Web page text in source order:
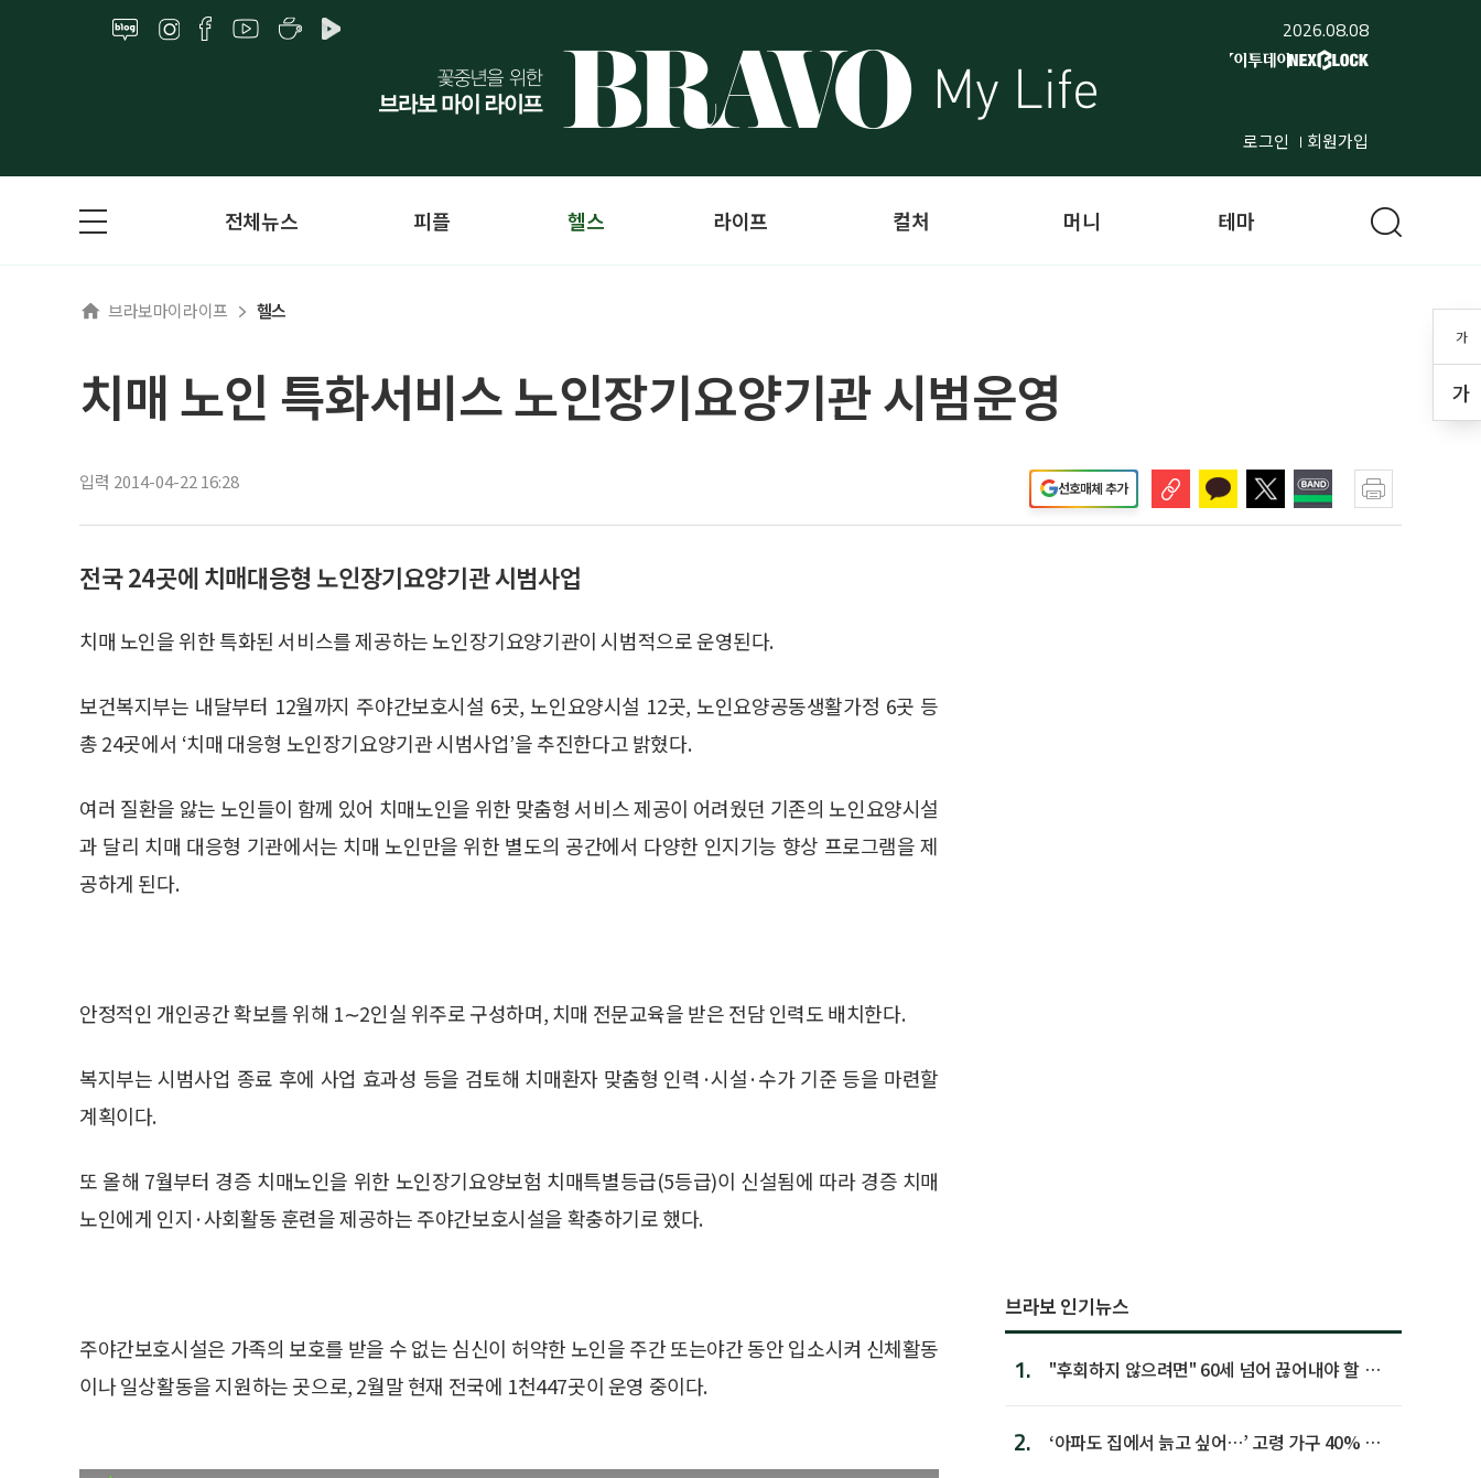
2026.08.08
로그인 회원가입
가
가
전체뉴스 피플 헬스 라이프 컬처 머니 테마
브라보마이라이프 헬스
치매 노인 특화서비스 노인장기요양기관 시범운영
입력 2014-04-22 16:28 선호매체 추가
전국 24곳에 치매대응형 노인장기요양기관 시범사업
치매 노인을 위한 특화된 서비스를 제공하는 노인장기요양기관이 시범적으로 운영된다.
보건복지부는 내달부터 12월까지 주야간보호시설 6곳, 노인요양시설 12곳, 노인요양공동생활가정 6곳 등
총 24곳에서 ‘치매 대응형 노인장기요양기관 시범사업’을 추진한다고 밝혔다.
여러 질환을 앓는 노인들이 함께 있어 치매노인을 위한 맞춤형 서비스 제공이 어려웠던 기존의 노인요양시설
과 달리 치매 대응형 기관에서는 치매 노인만을 위한 별도의 공간에서 다양한 인지기능 향상 프로그램을 제
공하게 된다.
안정적인 개인공간 확보를 위해 1∼2인실 위주로 구성하며, 치매 전문교육을 받은 전담 인력도 배치한다.
복지부는 시범사업 종료 후에 사업 효과성 등을 검토해 치매환자 맞춤형 인력·시설·수가 기준 등을 마련할
계획이다.
또 올해 7월부터 경증 치매노인을 위한 노인장기요양보험 치매특별등급(5등급)이 신설됨에 따라 경증 치매
노인에게 인지·사회활동 훈련을 제공하는 주야간보호시설을 확충하기로 했다.
주야간보호시설은 가족의 보호를 받을 수 없는 심신이 허약한 노인을 주간 또는야간 동안 입소시켜 신체활동
이나 일상활동을 지원하는 곳으로, 2월말 현재 전국에 1천447곳이 운영 중이다.
브라보 인기뉴스
1.
"후회하지 않으려면" 60세 넘어 끊어내야 할 사
2.
‘아파도 집에서 늙고 싶어…’ 고령 가구 40% 노